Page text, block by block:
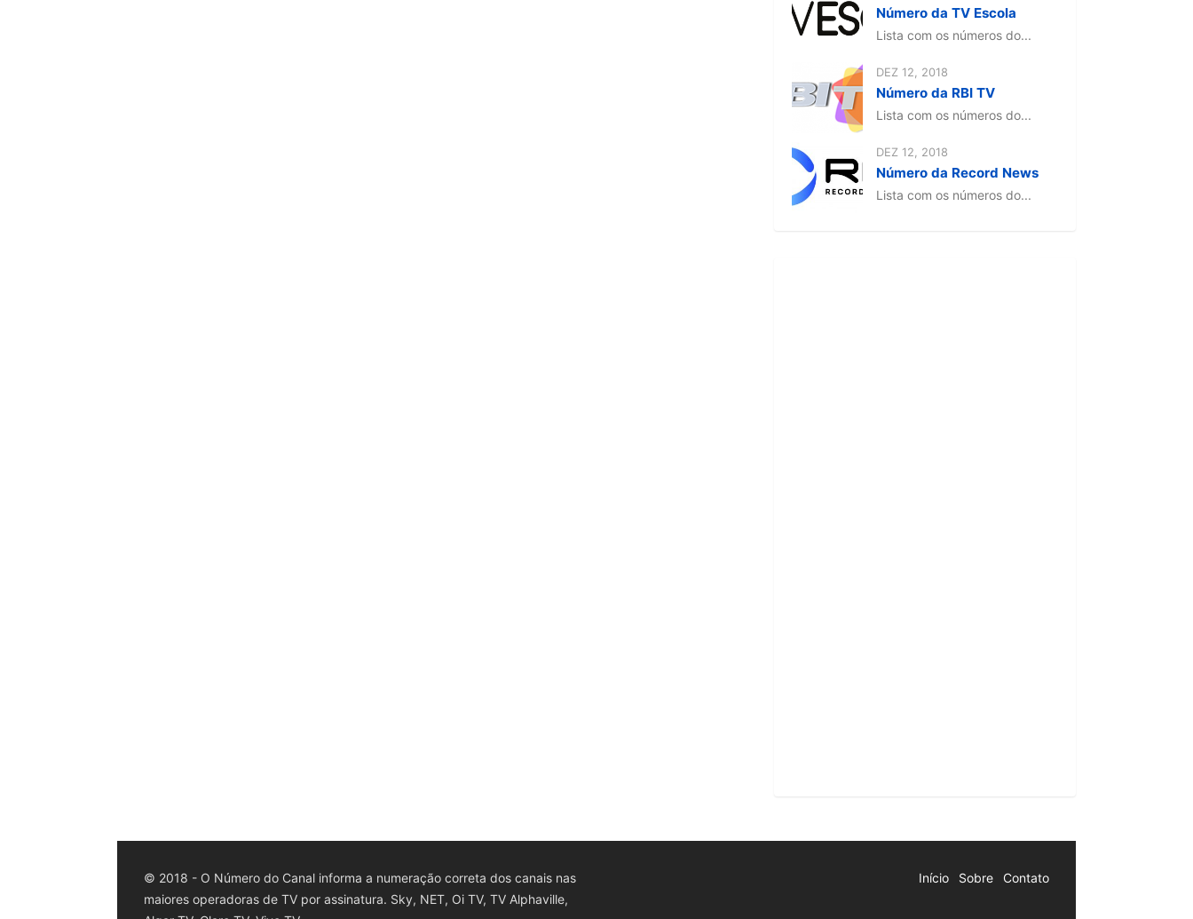
Número da TV Escola
Lista com os números do...
DEZ 12, 2018
Número da RBI TV
Lista com os números do...
DEZ 12, 2018
Número da Record News
Lista com os números do...
© 2018 - O Número do Canal informa a numeração correta dos canais nas
maiores operadoras de TV por assinatura. Sky, NET, Oi TV, TV Alphaville,
Início Sobre Contato